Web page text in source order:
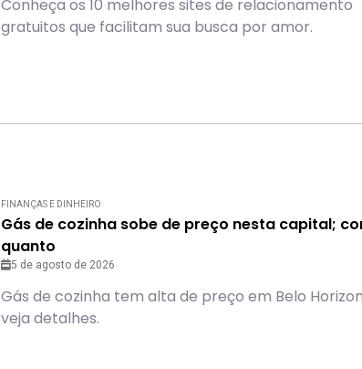
Conheça os 10 melhores sites de relacionamento
gratuitos que facilitam sua busca por amor.
FINANÇAS E DINHEIRO
Gás de cozinha sobe de preço nesta capital;
quanto
5 de agosto de 2026
Gás de cozinha tem alta de preço em Belo
veja detalhes.